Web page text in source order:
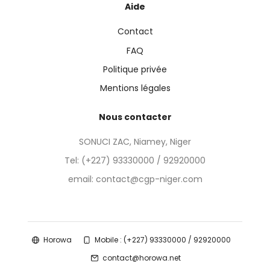
Aide
Contact
FAQ
Politique privée
Mentions légales
Nous contacter
SONUCI ZAC, Niamey, Niger
Tel: (+227) 93330000 / 92920000
email: contact@cgp-niger.com
Horowa
Mobile : (+227) 93330000 / 92920000
contact@horowa.net